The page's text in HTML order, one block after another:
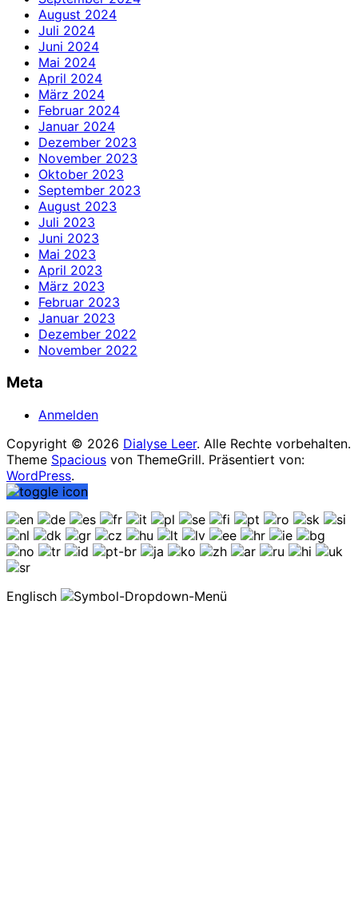
August 2024
Juli 2024
Juni 2024
Mai 2024
April 2024
März 2024
Februar 2024
Januar 2024
Dezember 2023
November 2023
Oktober 2023
September 2023
August 2023
Juli 2023
Juni 2023
Mai 2023
April 2023
März 2023
Februar 2023
Januar 2023
Dezember 2022
November 2022
Meta
Anmelden
Copyright © 2026 Dialyse Leer. Alle Rechte vorbehalten.
Theme Spacious von ThemeGrill. Präsentiert von:
WordPress.
Englisch